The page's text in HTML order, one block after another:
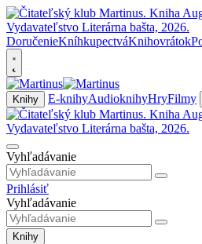
DoručenieKníhkupectváKnihovrátok
Knihy E-knihyAudioknihyHryFilmy
Vyhľadávanie
Prihlásiť
Vyhľadávanie
Knihy